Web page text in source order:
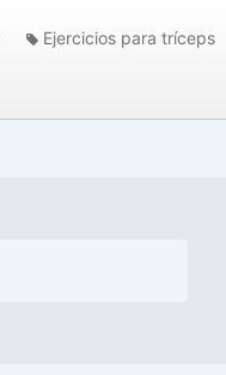
Ejercicios para tríceps